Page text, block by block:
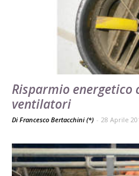
Risparmio energetico
ventilatori
Di Francesco Bertacchini (*) - 28 Aprile